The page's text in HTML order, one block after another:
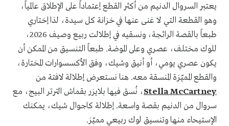
يعتبر السروال الدنيم من أكثر القطع إعتماداً على الإطلاق عالمياً،
وهو القطعة التي لا غنى عنها في خزانة كل سيدة، لذا إختاري
طبعاً بالقصة الرائجة، ونسقيه في إطلالت ربيع وصيف 2026،
للوك مختلف، عصري وعلى الموضة. طبعاً التنسيق من الممكن أن
يكون عصري يومي، أو أنيق وشيك، وفق الأكسسوارات المختارة،
والقطع المميّزة المنسقة معه. هنا نستعرض إطلالة لافتة من
Stella McCartney، نُسق فيها بلايزر بقماش الترتر البيج، مع
سروال من الدنيم بقصة واسعة. إطلالة كاجوال شيك، يمكنك
الإستيحاء منها وتنسيق لوك ربيعي مميّز.